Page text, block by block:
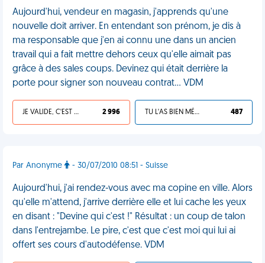
Aujourd'hui, vendeur en magasin, j'apprends qu'une
nouvelle doit arriver. En entendant son prénom, je dis à
ma responsable que j'en ai connu une dans un ancien
travail qui a fait mettre dehors ceux qu'elle aimait pas
grâce à des sales coups. Devinez qui était derrière la
porte pour signer son nouveau contrat… VDM
JE VALIDE, C'EST UNE VDM 2 996 TU L'AS BIEN MÉRITÉ 487
Par Anonyme - 30/07/2010 08:51 - Suisse
Aujourd'hui, j'ai rendez-vous avec ma copine en ville. Alors
qu'elle m'attend, j'arrive derrière elle et lui cache les yeux
en disant : "Devine qui c'est !" Résultat : un coup de talon
dans l'entrejambe. Le pire, c'est que c'est moi qui lui ai
offert ses cours d'autodéfense. VDM